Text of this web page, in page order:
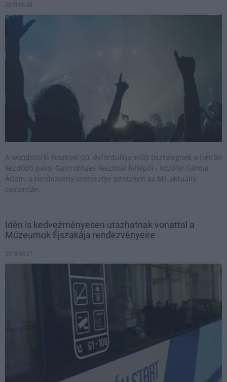
2019.06.28
A woodstocki fesztivál 50. évfordulója előtt tisztelegnek a hétfőn
kezdődő paksi Gastroblues fesztivál fellépői - közölte Gárdai
Ádám, a rendezvény szervezője pénteken az M1 aktuális
csatornán.
Idén is kedvezményesen utazhatnak vonattal a
Múzeumok Éjszakája rendezvényeire
2019.06.21